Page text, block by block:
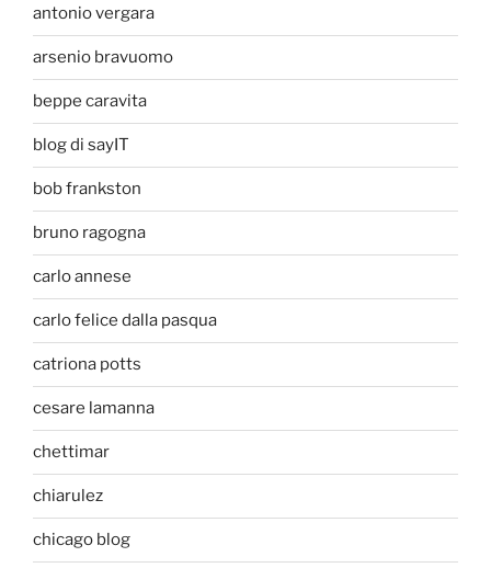
antonio vergara
arsenio bravuomo
beppe caravita
blog di sayIT
bob frankston
bruno ragogna
carlo annese
carlo felice dalla pasqua
catriona potts
cesare lamanna
chettimar
chiarulez
chicago blog